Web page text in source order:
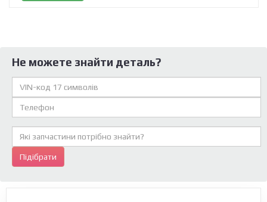
Не можете знайти деталь?
Підібрати